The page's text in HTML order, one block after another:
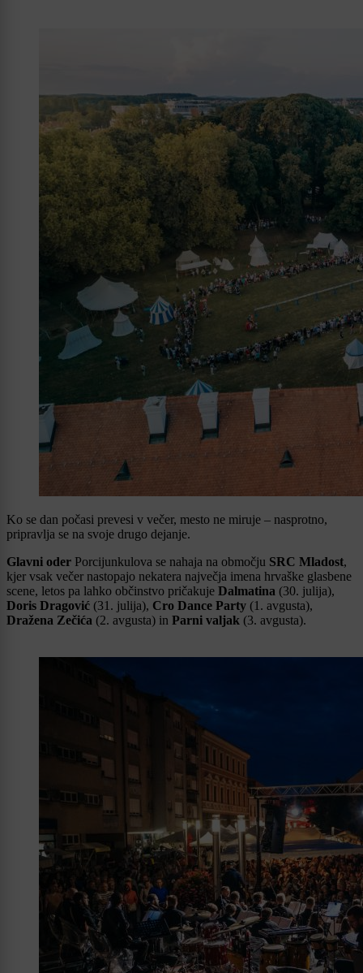
Ko se dan počasi prevesi v večer, mesto ne miruje – nasprotno,
pripravlja se na svoje drugo dejanje.
Glavni oder Porcijunkulova se nahaja na območju SRC Mladost,
kjer vsak večer nastopajo nekatera največja imena hrvaške glasbene
scene, letos pa lahko občinstvo pričakuje Dalmatina (30. julija),
Doris Dragović (31. julija), Cro Dance Party (1. avgusta),
Dražena Zečića (2. avgusta) in Parni valjak (3. avgusta).